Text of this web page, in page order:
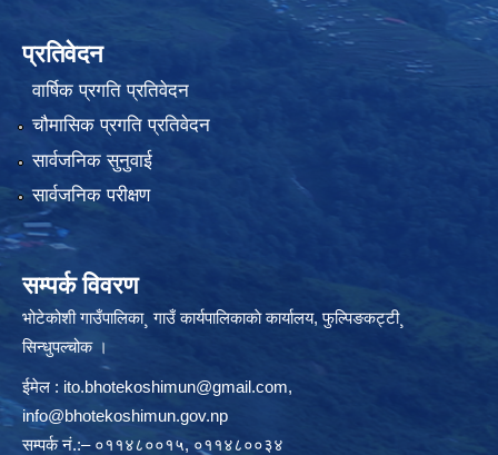
प्रतिवेदन
वार्षिक प्रगति प्रतिवेदन
चौमासिक प्रगति प्रतिवेदन
सार्वजनिक सुनुवाई
सार्वजनिक परीक्षण
सम्पर्क विवरण
भोटेकोशी गाउँपालिका¸ गाउँ कार्यपालिकाकाे कार्यालय, फुल्पिङकट्टी¸
सिन्धुपल्चोक ।
ईमेल : ito.bhotekoshimun@gmail.com,
info@bhotekoshimun.gov.np
सम्पर्क नं.:– ०११४८००१५, ०११४८००३४